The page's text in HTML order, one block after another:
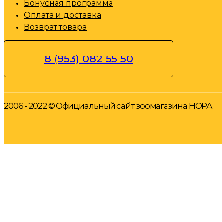
Бонусная программа
Оплата и доставка
Возврат товара
8 (953) 082 55 50
2006 - 2022 © Официальный сайт зоомагазина НОРА